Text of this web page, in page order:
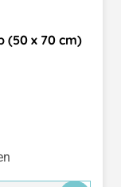
(50 x 70 cm)